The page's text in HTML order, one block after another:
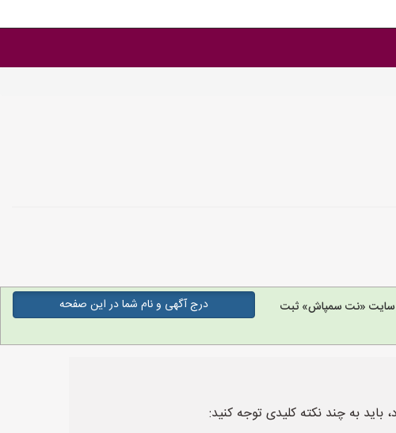
سایت «نت سمپاش» ثبت
درج آگهی و نام شما در این صفحه
به چند نکته کلیدی توجه کنید: